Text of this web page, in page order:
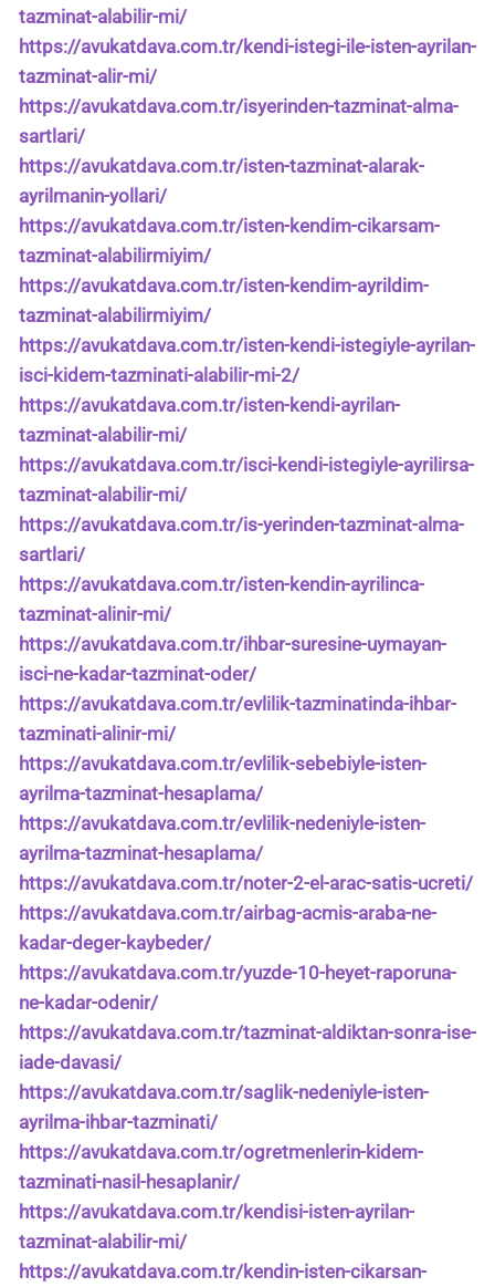
tazminat-alabilir-mi/
https://avukatdava.com.tr/kendi-istegi-ile-isten-ayrilan-
tazminat-alir-mi/
https://avukatdava.com.tr/isyerinden-tazminat-alma-
sartlari/
https://avukatdava.com.tr/isten-tazminat-alarak-
ayrilmanin-yollari/
https://avukatdava.com.tr/isten-kendim-cikarsam-
tazminat-alabilirmiyim/
https://avukatdava.com.tr/isten-kendim-ayrildim-
tazminat-alabilirmiyim/
https://avukatdava.com.tr/isten-kendi-istegiyle-ayrilan-
isci-kidem-tazminati-alabilir-mi-2/
https://avukatdava.com.tr/isten-kendi-ayrilan-
tazminat-alabilir-mi/
https://avukatdava.com.tr/isci-kendi-istegiyle-ayrilirsa-
tazminat-alabilir-mi/
https://avukatdava.com.tr/is-yerinden-tazminat-alma-
sartlari/
https://avukatdava.com.tr/isten-kendin-ayrilinca-
tazminat-alinir-mi/
https://avukatdava.com.tr/ihbar-suresine-uymayan-
isci-ne-kadar-tazminat-oder/
https://avukatdava.com.tr/evlilik-tazminatinda-ihbar-
tazminati-alinir-mi/
https://avukatdava.com.tr/evlilik-sebebiyle-isten-
ayrilma-tazminat-hesaplama/
https://avukatdava.com.tr/evlilik-nedeniyle-isten-
ayrilma-tazminat-hesaplama/
https://avukatdava.com.tr/noter-2-el-arac-satis-ucreti/
https://avukatdava.com.tr/airbag-acmis-araba-ne-
kadar-deger-kaybeder/
https://avukatdava.com.tr/yuzde-10-heyet-raporuna-
ne-kadar-odenir/
https://avukatdava.com.tr/tazminat-aldiktan-sonra-ise-
iade-davasi/
https://avukatdava.com.tr/saglik-nedeniyle-isten-
ayrilma-ihbar-tazminati/
https://avukatdava.com.tr/ogretmenlerin-kidem-
tazminati-nasil-hesaplanir/
https://avukatdava.com.tr/kendisi-isten-ayrilan-
tazminat-alabilir-mi/
https://avukatdava.com.tr/kendin-isten-cikarsan-